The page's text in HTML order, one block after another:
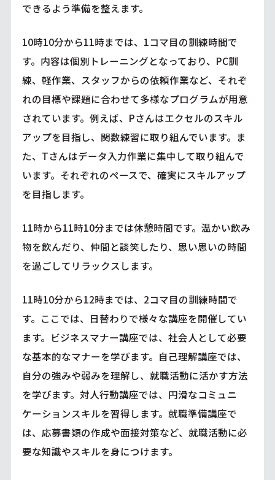
できるよう準備を整えます。
10時10分から11時までは、1コマ目の訓練時間で
す。内容は個別トレーニングとなっており、PC訓
練、軽作業、スタッフからの依頼作業など、それぞ
れの目標や課題に合わせて多様なプログラムが用意
されています。例えば、Pさんはエクセルのスキル
アップを目指し、関数練習に取り組んでいます。ま
た、Tさんはデータ入力作業に集中して取り組んで
います。それぞれのペースで、確実にスキルアップ
を目指します。
11時から11時10分までは休憩時間です。温かい飲み
物を飲んだり、仲間と談笑したり、思い思いの時間
を過ごしてリラックスします。
11時10分から12時までは、2コマ目の訓練時間で
す。ここでは、日替わりで様々な講座を開催してい
ます。ビジネスマナー講座では、社会人として必要
な基本的なマナーを学びます。自己理解講座では、
自分の強みや弱みを理解し、就職活動に活かす方法
を学びます。対人行動講座では、円滑なコミュニ
ケーションスキルを習得します。就職準備講座で
は、応募書類の作成や面接対策など、就職活動に必
要な知識やスキルを身につけます。